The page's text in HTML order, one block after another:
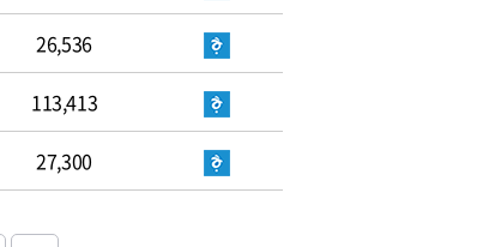
26,536
113,413
27,300